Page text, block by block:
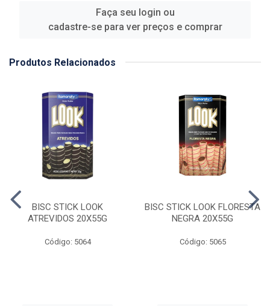
Faça seu login ou
cadastre-se para ver preços e comprar
Produtos Relacionados
BISC STICK LOOK
ATREVIDOS 20X55G
Código: 5064
BISC STICK LOOK FLORESTA
NEGRA 20X55G
Código: 5065